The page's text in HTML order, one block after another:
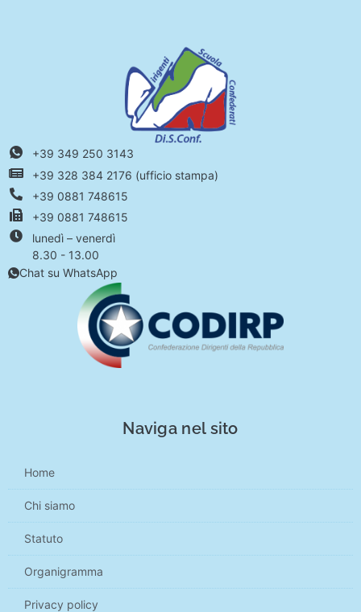
+39 349 250 3143
+39 328 384 2176 (ufficio stampa)
+39 0881 748615
+39 0881 748615
lunedì – venerdì
8.30 - 13.00
Chat su WhatsApp
Naviga nel sito
Home
Chi siamo
Statuto
Organigramma
Privacy policy